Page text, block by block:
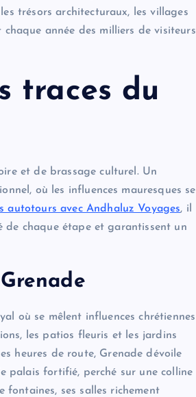
trésors architecturaux, les villages
année des milliers de visiteurs
traces du
et de brassage culturel. Un
où les influences mauresques se
autotours avec Andhaluz Voyages, il
de chaque étape et garantissent un
où se mêlent influences chrétiennes
les patios fleuris et les jardins
heures de route, Grenade dévoile
palais fortifié, perché sur une colline
fontaines, ses salles richement